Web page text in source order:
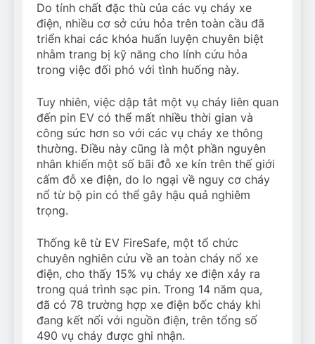
Do tính chất đặc thù của các vụ cháy xe
điện, nhiều cơ sở cứu hỏa trên toàn cầu đã
triển khai các khóa huấn luyện chuyên biệt
nhằm trang bị kỹ năng cho lính cứu hỏa
trong việc đối phó với tình huống này.
Tuy nhiên, việc dập tắt một vụ cháy liên quan
đến pin EV có thể mất nhiều thời gian và
công sức hơn so với các vụ cháy xe thông
thường. Điều này cũng là một phần nguyên
nhân khiến một số bãi đỗ xe kín trên thế giới
cấm đỗ xe điện, do lo ngại về nguy cơ cháy
nổ từ bộ pin có thể gây hậu quả nghiêm
trọng.
Thống kê từ EV FireSafe, một tổ chức
chuyên nghiên cứu về an toàn cháy nổ xe
điện, cho thấy 15% vụ cháy xe điện xảy ra
trong quá trình sạc pin. Trong 14 năm qua,
đã có 78 trường hợp xe điện bốc cháy khi
đang kết nối với nguồn điện, trên tổng số
490 vụ cháy được ghi nhận.